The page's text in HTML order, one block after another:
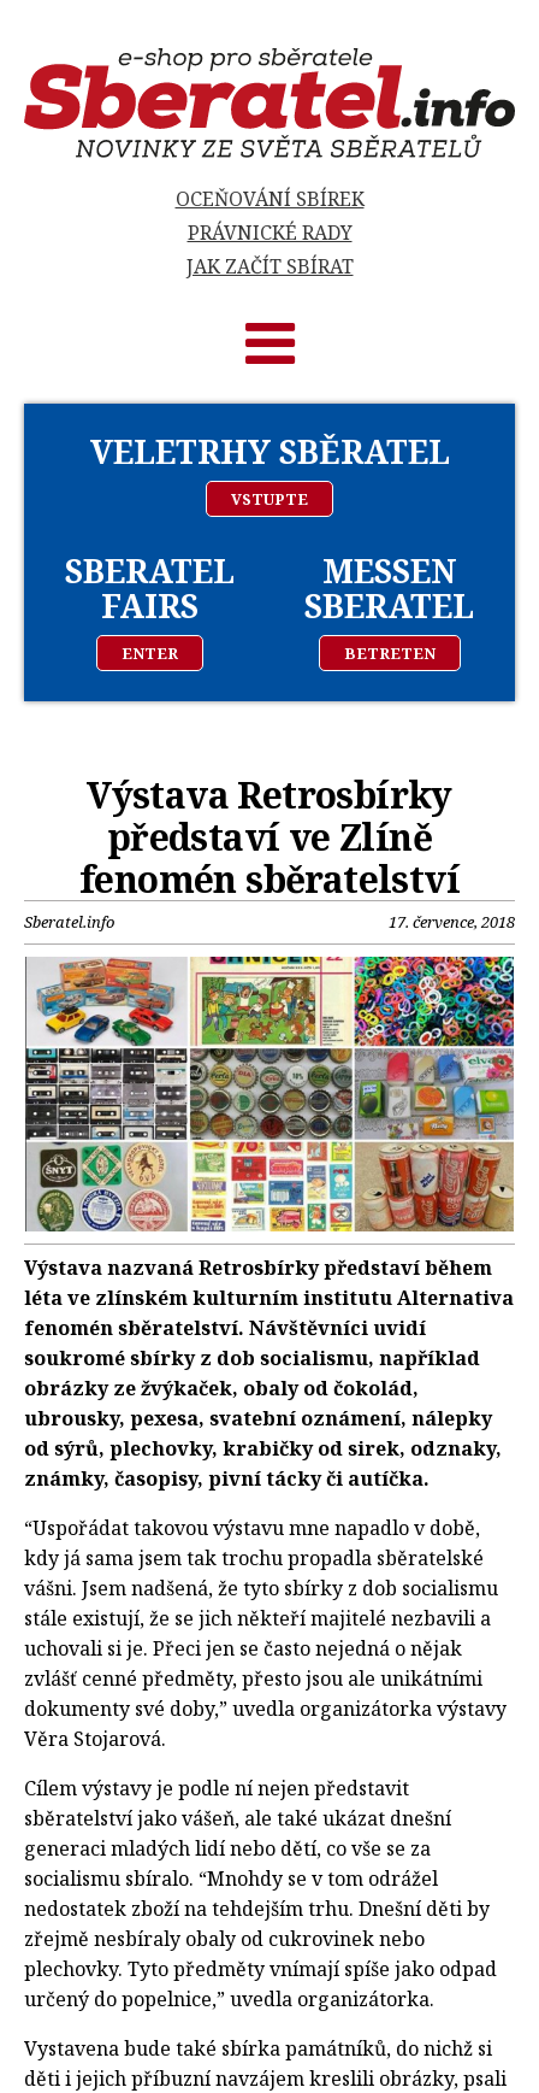
OCEŇOVÁNÍ SBÍREK
PRÁVNICKÉ RADY
JAK ZAČÍT SBÍRAT
VELETRHY SBĚRATEL
VSTUPTE
SBERATEL
FAIRS
ENTER
MESSEN
SBERATEL
BETRETEN
Výstava Retrosbírky
představí ve Zlíně
fenomén sběratelství
Sberatel.info 17. července, 2018
Výstava nazvaná Retrosbírky představí během
léta ve zlínském kulturním institutu Alternativa
fenomén sběratelství. Návštěvníci uvidí
soukromé sbírky z dob socialismu, například
obrázky ze žvýkaček, obaly od čokolád,
ubrousky, pexesa, svatební oznámení, nálepky
od sýrů, plechovky, krabičky od sirek, odznaky,
známky, časopisy, pivní tácky či autíčka.
“Uspořádat takovou výstavu mne napadlo v době,
kdy já sama jsem tak trochu propadla sběratelské
vášni. Jsem nadšená, že tyto sbírky z dob socialismu
stále existují, že se jich někteří majitelé nezbavili a
uchovali si je. Přeci jen se často nejedná o nějak
zvlášť cenné předměty, přesto jsou ale unikátními
dokumenty své doby,” uvedla organizátorka výstavy
Věra Stojarová.
Cílem výstavy je podle ní nejen představit
sběratelství jako vášeň, ale také ukázat dnešní
generaci mladých lidí nebo dětí, co vše se za
socialismu sbíralo. “Mnohdy se v tom odrážel
nedostatek zboží na tehdejším trhu. Dnešní děti by
zřejmě nesbíraly obaly od cukrovinek nebo
plechovky. Tyto předměty vnímají spíše jako odpad
určený do popelnice,” uvedla organizátorka.
Vystavena bude také sbírka památníků, do nichž si
děti i jejich příbuzní navzájem kreslili obrázky, psali